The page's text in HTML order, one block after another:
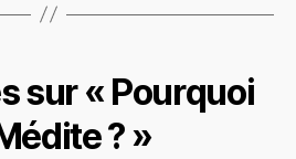
sur « Pourquoi
? »